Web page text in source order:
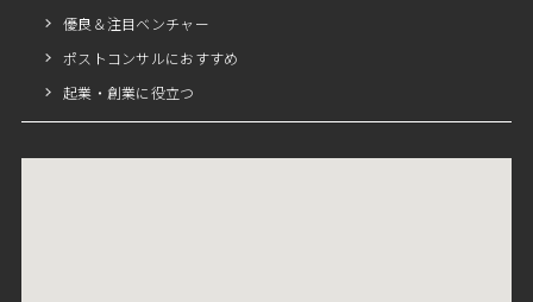
優良＆注目ベンチャー
ポストコンサルにおすすめ
起業・創業に役立つ